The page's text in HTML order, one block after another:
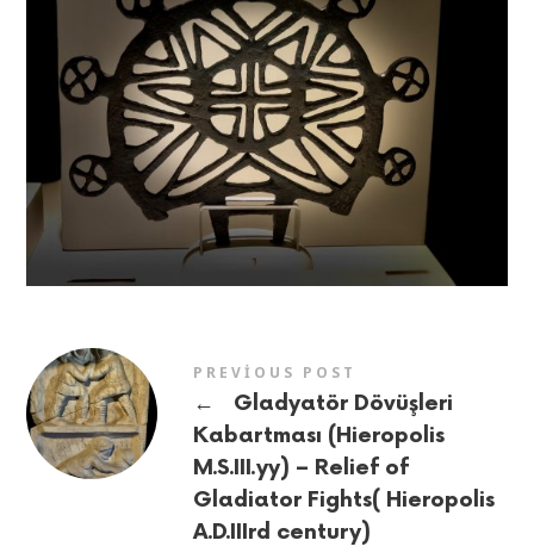
PREVIOUS POST
←
Gladyatör Dövüşleri
Kabartması (Hieropolis
M.S.III.yy) – Relief of
Gladiator Fights( Hieropolis
A.D.IIIrd century)